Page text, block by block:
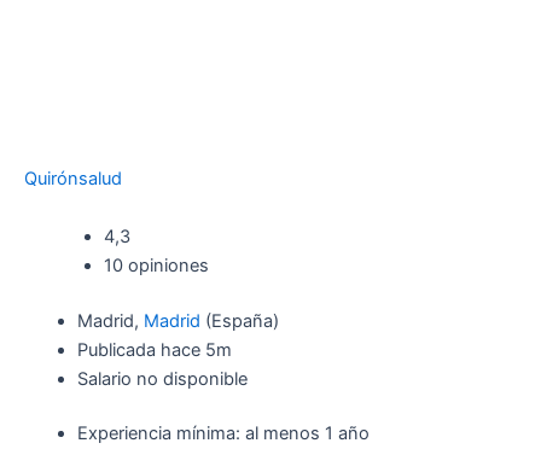
Quirónsalud
4,3
10 opiniones
Madrid, Madrid (España)
Publicada hace 5m
Salario no disponible
Experiencia mínima: al menos 1 año